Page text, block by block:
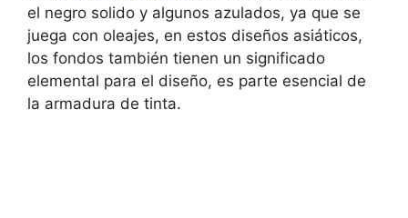
el negro solido y algunos azulados, ya que se
juega con oleajes, en estos diseños asiáticos,
los fondos también tienen un significado
elemental para el diseño, es parte esencial de
la armadura de tinta.